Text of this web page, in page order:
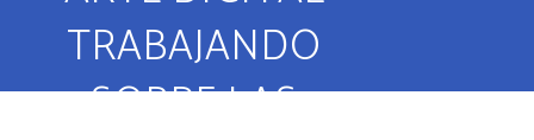
TRABAJANDO
SOBRE LAS